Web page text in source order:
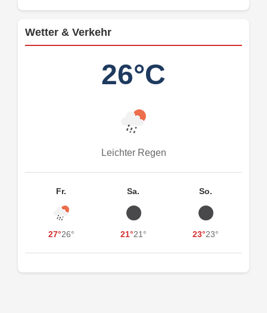
Wetter & Verkehr
26°C
Leichter Regen
Fr.
27°26°
Sa.
21°21°
So.
23°23°